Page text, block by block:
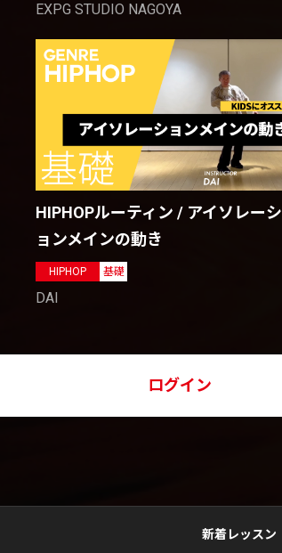
EXPG STUDIO NAGOYA
HIPHOPルーティン / アイソレーシ
ョンメインの動き
HIPHOP 基礎
DAI
ログイン
新着レッスン